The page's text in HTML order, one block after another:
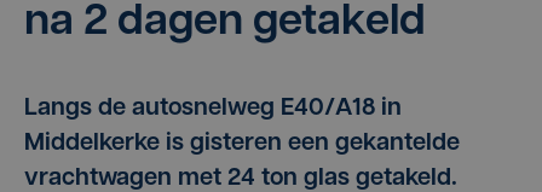
na 2 dagen getakeld
Langs de autosnelweg E40/A18 in
Middelkerke is gisteren een gekantelde
vrachtwagen met 24 ton glas getakeld.